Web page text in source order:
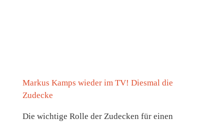
Markus Kamps wieder im TV! Diesmal die
Zudecke
Die wichtige Rolle der Zudecken für einen